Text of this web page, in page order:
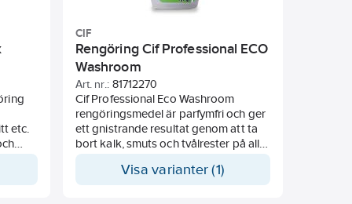
på
för
etc.
CIF
Rengöring Cif Professional ECO
Washroom
Art. nr.: 81712270
Cif Professional Eco Washroom
rengöringsmedel är parfymfri och ger
ett gnistrande resultat genom att ta
bort kalk, smuts och tvålrester på alla
Visa varianter (1)